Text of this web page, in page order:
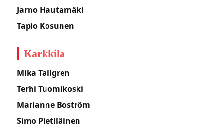
Jarno Hautamäki
Tapio Kosunen
Karkkila
Mika Tallgren
Terhi Tuomikoski
Marianne Boström
Simo Pietiläinen